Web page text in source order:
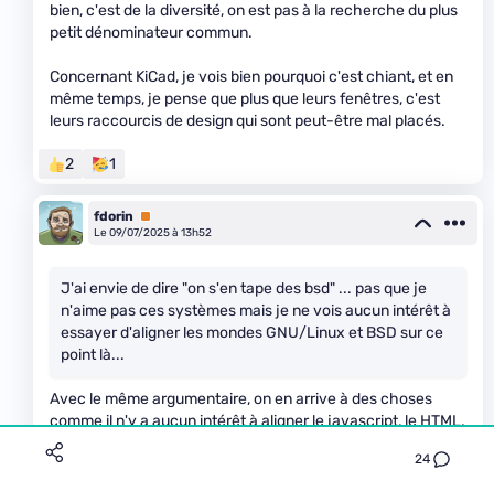
24
bien, c'est de la diversité, on est pas à la recherche du plus
petit dénominateur commun.
Concernant KiCad, je vois bien pourquoi c'est chiant, et en
même temps, je pense que plus que leurs fenêtres, c'est
leurs raccourcis de design qui sont peut-être mal placés.
2 1
fdorin
Premium
Le 09/07/2025 à 13h52
J'ai envie de dire "on s'en tape des bsd" ... pas que je
n'aime pas ces systèmes mais je ne vois aucun intérêt à
essayer d'aligner les mondes GNU/Linux et BSD sur ce
point là...
Avec le même argumentaire, on en arrive à des choses
comme il n'y a aucun intérêt à aligner le javascript, le HTML,
les extensions pour navigateur, etc. entre eux.